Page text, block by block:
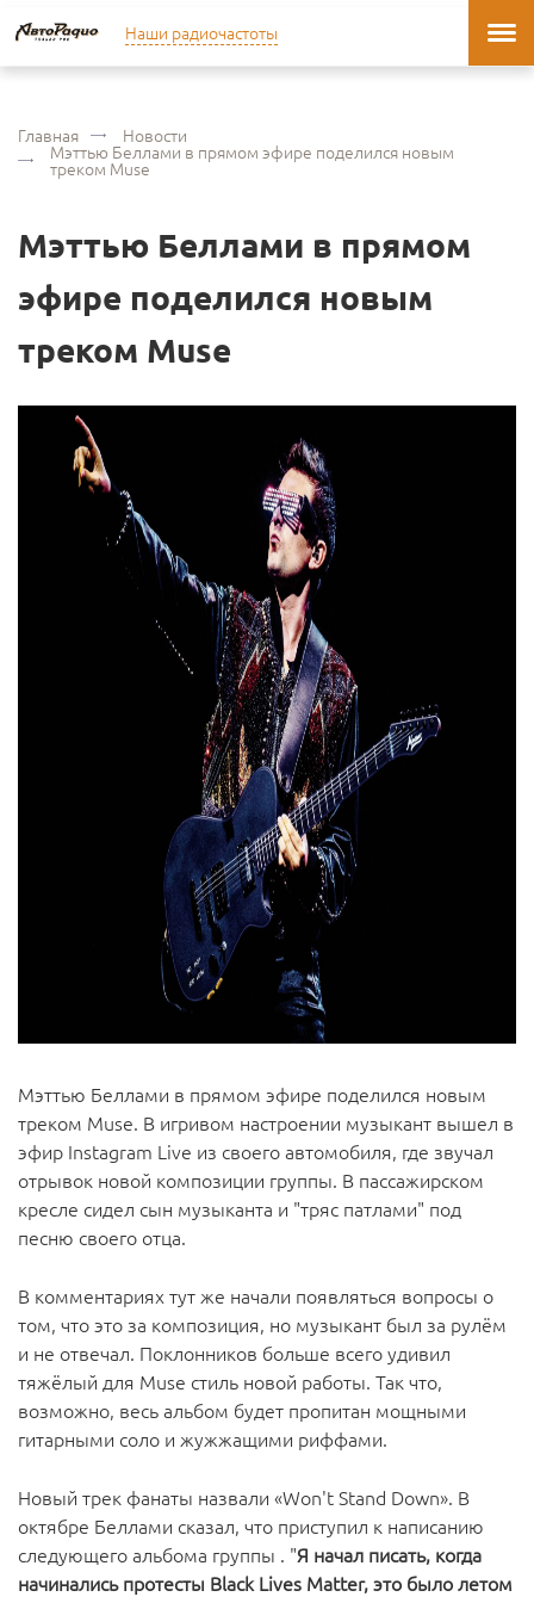
Наши радиочастоты
Главная Новости
Мэттью Беллами в прямом эфире поделился новым
треком Muse
Мэттью Беллами в прямом
эфире поделился новым
треком Muse
Мэттью Беллами в прямом эфире поделился новым
треком Muse. В игривом настроении музыкант вышел в
эфир Instagram Live из своего автомобиля, где звучал
отрывок новой композиции группы. В пассажирском
кресле сидел сын музыканта и "тряс патлами" под
песню своего отца.
В комментариях тут же начали появляться вопросы о
том, что это за композиция, но музыкант был за рулём
и не отвечал. Поклонников больше всего удивил
тяжёлый для Muse стиль новой работы. Так что,
возможно, весь альбом будет пропитан мощными
гитарными соло и жужжащими риффами.
Новый трек фанаты назвали «Won't Stand Down». В
октябре Беллами сказал, что приступил к написанию
следующего альбома группы . "Я начал писать, когда
начинались протесты Black Lives Matter, это было летом